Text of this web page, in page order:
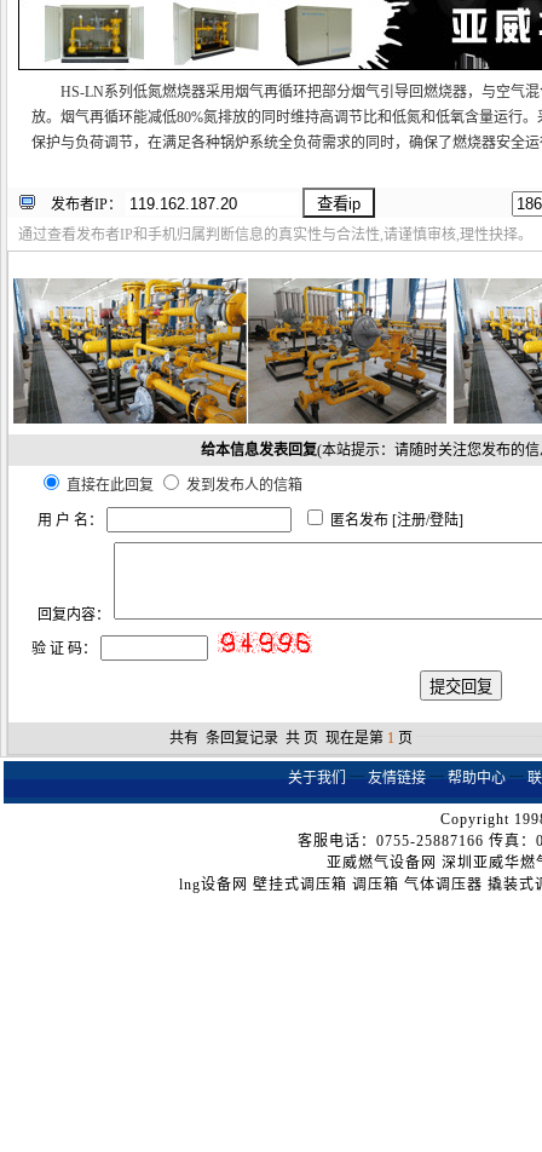
HS-LN系列低氮燃烧器采用烟气再循环把部分烟气引导回燃烧器，与空气
放。烟气再循环能减低80%氮排放的同时维持高调节比和低氮和低氧含量运行
保护与负荷调节，在满足各种锅炉系统全负荷需求的同时，确保了燃烧器安全
发布者IP：
通过查看发布者IP和手机归属判断信息的真实性与合法性,请谨慎审核,理性抉择。
给本信息发表回复(本站提示：请随时关注您发布的
直接在此回复 发到发布人的信箱
用 户 名： 匿名发布 [注册/登陆]
回复内容：
验 证 码：
共有 条回复记录 共 页 现在是第 1 页
关于我们 ┈ 友情链接 ┈ 帮助中心 ┈
Copyright
客服电话：0755-25887166 传真
亚威燃气设备网 深圳亚威华
lng设备网 壁挂式调压箱 调压箱 气体调压器 撬装式